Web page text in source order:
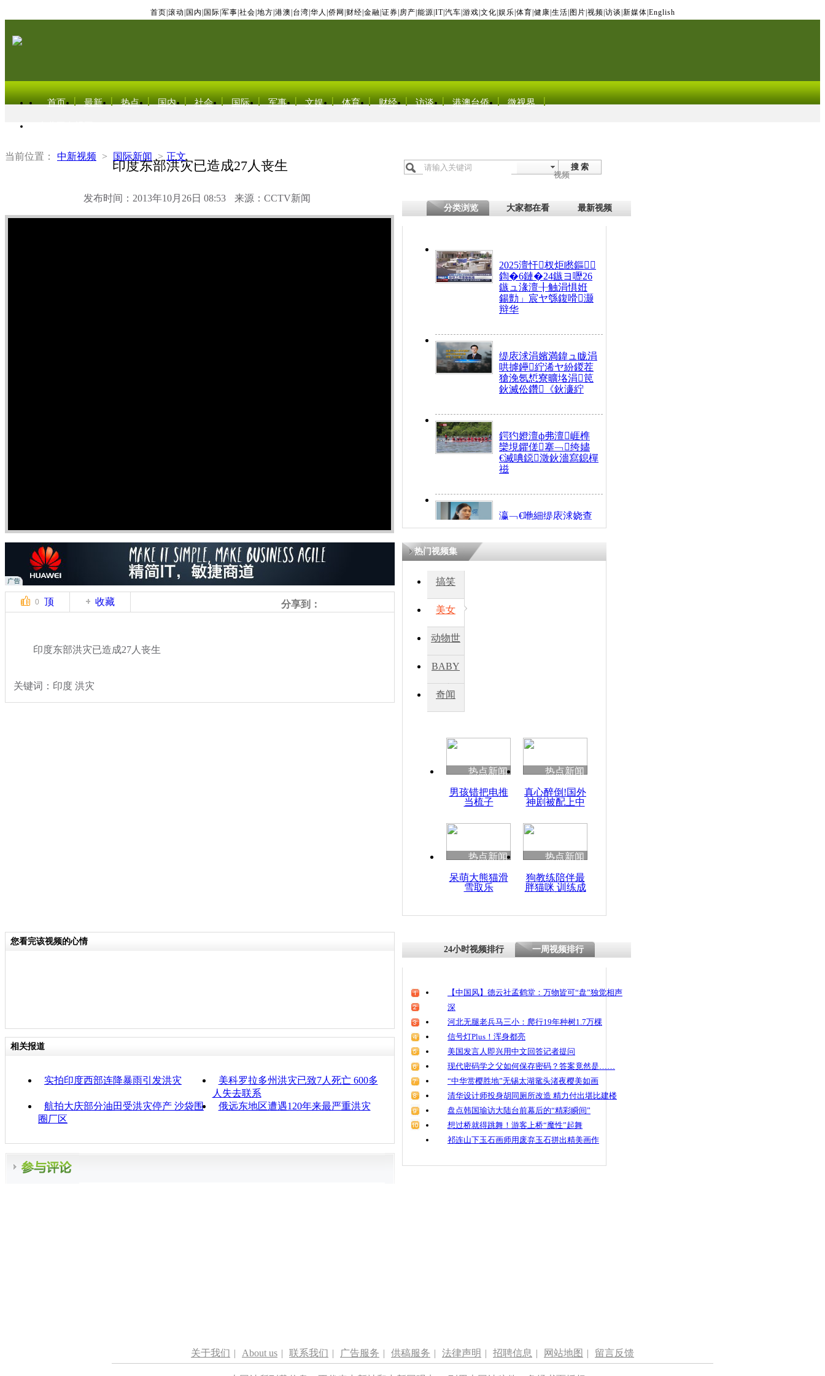
首页 滚动 国内 国际 军事 社会 地方 港澳 台湾 华人 侨网 财经 金融 证券 房产 能源 IT| 汽车 游戏 文化 娱乐 体育 健康 生活 图片 视频 访谈 新媒体 English
首页 最新 热点 国内 社会 国际 军事 文娱 体育 财经 访谈 港澳台侨 微视界
当前位置： 中新视频 > 国际新闻 > 正文
印度东部洪灾已造成27人丧生
发布时间：2013年10月26日 08:53 来源：CCTV新闻
搜 索
视频
分类浏览 大家都在看 最新视频
2025澶忓杈炬矁鏂
鍧�6鏈�24鏃ヨ嚦26
鏃ュ湪澶╂触涓惧姙
鍚勯」宸ヤ綔鍑嗗灏
辩华
缇庡浗涓嬪満鍏ュ眬涓
哄摢鑸紵浠ヤ紛鍐茬
獊浼氬惁寮曠垎涓笢
鈥滅伀鑽《鈥濓紵
鍔犳嬁澶ф弗澶崕榫
欒垷鑺傞搴﹁绔嬧
€滅唺鐚澂鈥濇寫鎴樿
禌
瀛﹁€咃細缇庡浗娆查
€间笢鍗椾簹涓庝腑鍥
熷悎浣� 涓ㄥ浗闄呰
0 顶 收藏 分享到：
印度东部洪灾已造成27人丧生
关键词：印度 洪灾
热门视频集
搞笑
美女
动物世
BABY
秀
奇闻
热点新闻
男孩错把电推
当梳子
热点新闻
真心醉倒!国外
神剧被配上中
热点新闻
呆萌大熊猫滑
雪取乐
热点新闻
狗教练陪伴最
胖猫咪 训练成
您看完该视频的心情
相关报道
实拍印度西部连降暴雨引发洪灾
美科罗拉多州洪灾已致7人死亡 600多
人失去联系
航拍大庆部分油田受洪灾停产 沙袋围
圈厂区
俄远东地区遭遇120年来最严重洪灾
24小时视频排行 一周视频排行
【中国风】德云社孟鹤堂：万物皆可“盘”独觉相声
深
河北无腿老兵马三小：爬行19年种树1.7万棵
信号灯Plus！浑身都亮
美国发言人即兴用中文回答记者提问
现代密码学之父如何保存密码？答案竟然是……
“中华赏樱胜地”无锡太湖鼋头渚夜樱美如画
清华设计师投身胡同厕所改造 精力付出堪比建楼
盘点韩国瑜访大陆台前幕后的“精彩瞬间”
想过桥就得跳舞！游客上桥“魔性”起舞
祁连山下玉石画师用废弃玉石拼出精美画作
关于我们 | About us | 联系我们 | 广告服务 | 供稿服务 | 法律声明 | 招聘信息 | 网站地图 | 留言反馈